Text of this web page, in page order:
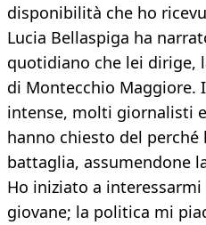
disponibilità che ho
Lucia Bellaspiga ha
quotidiano che lei dirige,
di Montecchio Maggiore.
intense, molti giornalisti
hanno chiesto del
battaglia, assumendone
Ho iniziato a
giovane; la politica mi